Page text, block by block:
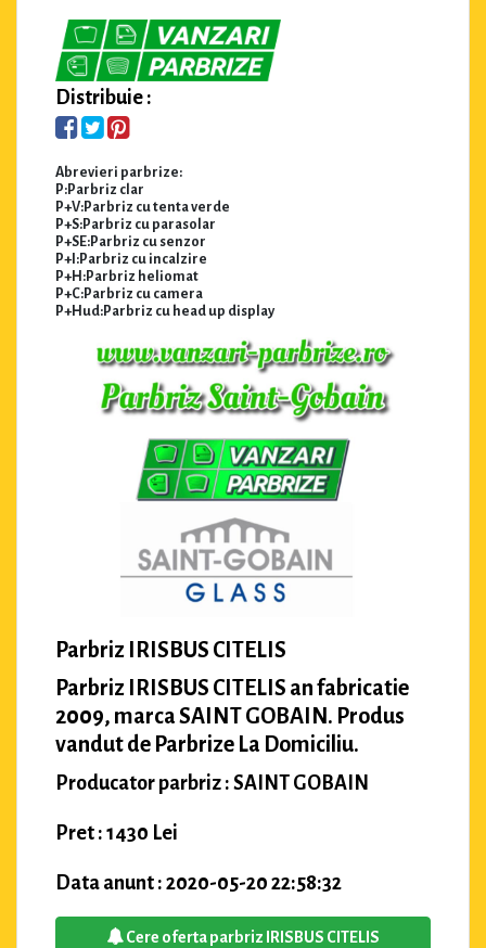
Distribuie :
Abrevieri parbrize:
P:Parbriz clar
P+V:Parbriz cu tenta verde
P+S:Parbriz cu parasolar
P+SE:Parbriz cu senzor
P+I:Parbriz cu incalzire
P+H:Parbriz heliomat
P+C:Parbriz cu camera
P+Hud:Parbriz cu head up display
Parbriz IRISBUS CITELIS
Parbriz IRISBUS CITELIS an fabricatie
2009, marca SAINT GOBAIN. Produs
vandut de Parbrize La Domiciliu.
Producator parbriz : SAINT GOBAIN
Pret : 1430 Lei
Data anunt : 2020-05-20 22:58:32
Cere oferta parbriz IRISBUS CITELIS